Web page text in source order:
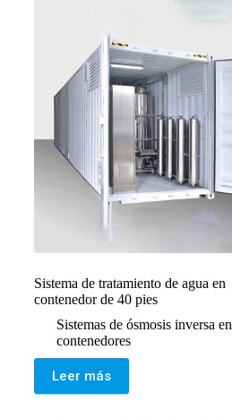
Sistema de tratamiento de agua en
contenedor de 40 pies
Sistemas de ósmosis inversa en
contenedores
Leer más